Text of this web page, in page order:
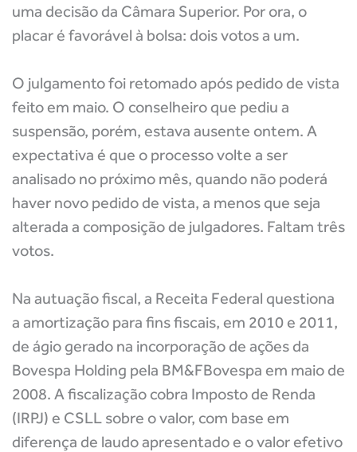
uma decisão da Câmara Superior. Por ora, o
placar é favorável à bolsa: dois votos a um.
O julgamento foi retomado após pedido de vista
feito em maio. O conselheiro que pediu a
suspensão, porém, estava ausente ontem. A
expectativa é que o processo volte a ser
analisado no próximo mês, quando não poderá
haver novo pedido de vista, a menos que seja
alterada a composição de julgadores. Faltam três
votos.
Na autuação fiscal, a Receita Federal questiona
a amortização para fins fiscais, em 2010 e 2011,
de ágio gerado na incorporação de ações da
Bovespa Holding pela BM&FBovespa em maio de
2008. A fiscalização cobra Imposto de Renda
(IRPJ) e CSLL sobre o valor, com base em
diferença de laudo apresentado e o valor efetivo